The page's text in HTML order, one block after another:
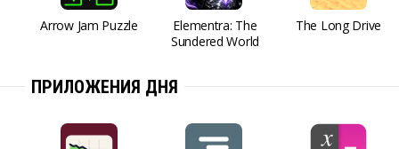
Arrow Jam Puzzle
Elementra: The
Sundered World
The Long Drive
ПРИЛОЖЕНИЯ ДНЯ